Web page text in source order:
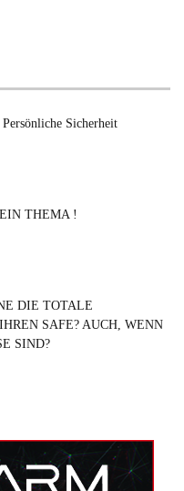
Sicherheit
THEMA !
DIE TOTALE
SAFE? AUCH, WENN
SIND?